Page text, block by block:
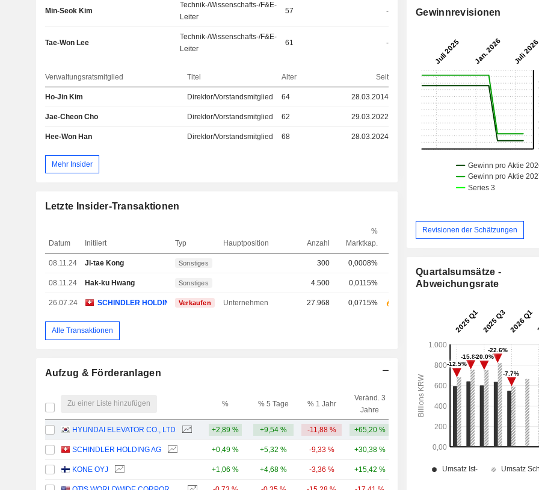
Min-Seok Kim
Technik-/Wissenschafts-/F&E-
Leiter
57 -
Tae-Won Lee
Technik-/Wissenschafts-/F&E-
Leiter
61 -
Verwaltungsratsmitglied Titel Alter Seit
Ho-Jin Kim Direktor/Vorstandsmitglied 64 28.03.2014
Jae-Cheon Cho Direktor/Vorstandsmitglied 62 29.03.2022
Hee-Won Han Direktor/Vorstandsmitglied 68 28.03.2024
Mehr Insider
Letzte Insider-Transaktionen
Datum Initiiert Typ Hauptposition Anzahl
%
Marktkap.
08.11.24 Ji-tae Kong Sonstiges 300 0,0008%
08.11.24 Hak-ku Hwang Sonstiges 4.500 0,0115%
26.07.24 SCHINDLER HOLDING AGVerkaufen Unternehmen 27.968 0,0715%
Alle Transaktionen
Aufzug & Förderanlagen
Zu einer Liste hinzufügen % % 5 Tage % 1 Jahr
Veränd. 3
Jahre
Kap.($)
HYUNDAI ELEVATOR CO., LTD +2,89 % +9,54 % -11,88 % +65,20 % 1,81 Mrd.
SCHINDLER HOLDING AG +0,49 % +5,32 % -9,33 % +30,38 % 34,13 Mrd.
KONE OYJ +1,06 % +4,68 % -3,36 % +15,42 % 30,55 Mrd.
Gewinnrevisionen
Revisionen der Schätzungen
Quartalsumsätze -
Abweichungsrate